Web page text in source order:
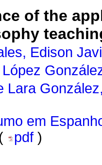
of the
Edison
López
Lara
em
pdf )